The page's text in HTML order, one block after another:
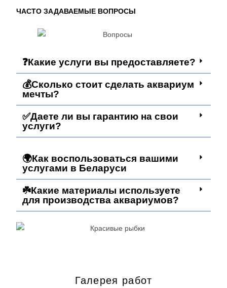
ЧАСТО ЗАДАВАЕМЫЕ ВОПРОСЫ
❓Какие услуги вы предоставляете?
💰Сколько стоит сделать аквариум
мечты?
✅Даете ли вы гарантию на свои
услуги?
🌍Как воспользоваться вашими
услугами в Беларуси
☘️Какие материалы используете
для производства аквариумов?
Галерея работ